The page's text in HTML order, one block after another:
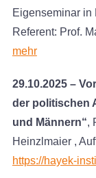
Eigenseminar in
Referent: Prof.
mehr
29.10.2025 –
der politischen
und Männern“,
Heinzlmaier ,
https://hayek-